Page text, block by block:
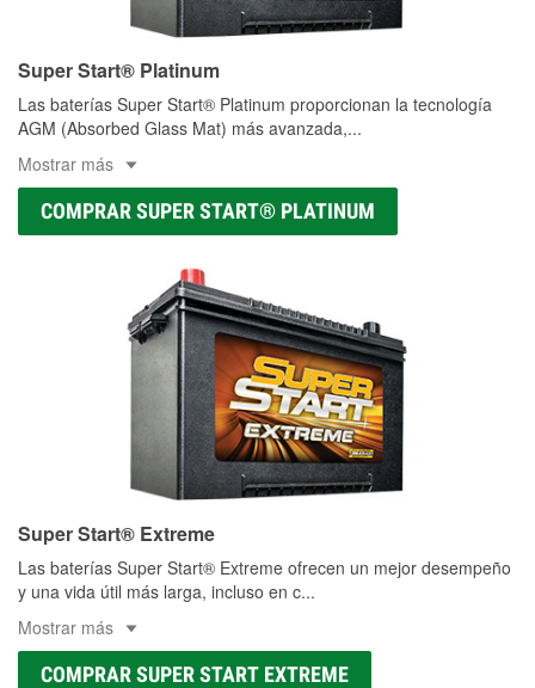
Super Start® Platinum
Las baterías Super Start® Platinum proporcionan la tecnología
AGM (Absorbed Glass Mat) más avanzada,...
Mostrar más
COMPRAR SUPER START® PLATINUM
Super Start® Extreme
Las baterías Super Start® Extreme ofrecen un mejor desempeño
y una vida útil más larga, incluso en c...
Mostrar más
COMPRAR SUPER START EXTREME